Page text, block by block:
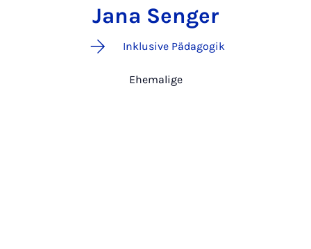
Jana Senger
Inklusive Pädagogik
Ehemalige